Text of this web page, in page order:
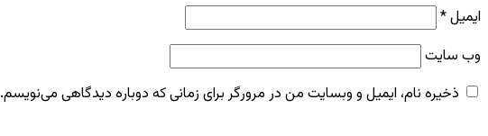
ایمیل*
وب‌ سایت
ذخیره نام، ایمیل و وبسایت من در مرورگر برای زمانی که دوباره دیدگاهی می‌نویسم.